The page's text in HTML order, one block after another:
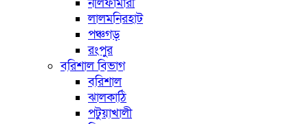
লালমনিরহাট
পঞ্চগড়
রংপুর
বরিশাল বিভাগ
বরিশাল
ঝালকাঠি
পটুয়াখালী